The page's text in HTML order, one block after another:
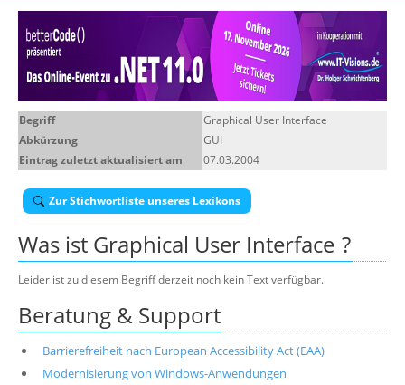
Individuelle Schulungen
Offene Seminare
Wissen
Begriff
Graphical User Interface
Abkürzung
GUI
Eintrag zuletzt aktualisiert am
07.03.2004
Zur Stichwortliste unseres Lexikons
Was ist Graphical User Interface ?
Leider ist zu diesem Begriff derzeit noch kein Text verfügbar.
Beratung & Support
Barrierefreiheit nach European Accessibility Act (EAA)
Modernisierung von Windows-Anwendungen